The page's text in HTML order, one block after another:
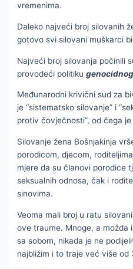
vremenima.
Daleko najveći broj silovanih
gotovo svi silovani muškarci
Najveći broj silovanja počinili
provodeći politiku
Međunarodni krivični sud za
je “sistematsko silovanje” i
protiv čovječnosti”, od čega
Silovanje žena Bošnjakinja
porodicom, djecom,
mjere da su članovi porodice
seksualnih odnosa, čak i
sinovima.
Veoma mali broj u ratu
ove traume. Mnoge, a možda
sa sobom, nikada je ne
najbližim i to traje već više od